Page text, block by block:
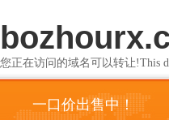
您正在访问的域名可以转让!This
一口价出售中！